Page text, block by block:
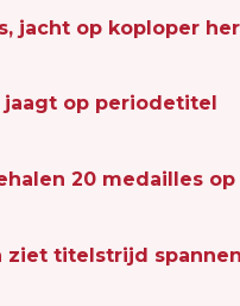
jacht op koploper
op periodetitel
20 medailles op
ziet titelstrijd